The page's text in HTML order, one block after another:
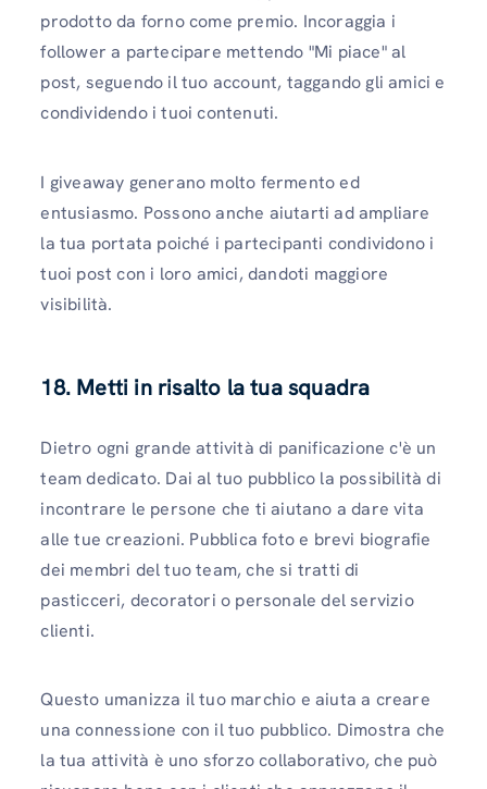
prodotto da forno come premio. Incoraggia i
follower a partecipare mettendo "Mi piace" al
post, seguendo il tuo account, taggando gli amici e
condividendo i tuoi contenuti.
I giveaway generano molto fermento ed
entusiasmo. Possono anche aiutarti ad ampliare
la tua portata poiché i partecipanti condividono i
tuoi post con i loro amici, dandoti maggiore
visibilità.
18. Metti in risalto la tua squadra
Dietro ogni grande attività di panificazione c'è un
team dedicato. Dai al tuo pubblico la possibilità di
incontrare le persone che ti aiutano a dare vita
alle tue creazioni. Pubblica foto e brevi biografie
dei membri del tuo team, che si tratti di
pasticceri, decoratori o personale del servizio
clienti.
Questo umanizza il tuo marchio e aiuta a creare
una connessione con il tuo pubblico. Dimostra che
la tua attività è uno sforzo collaborativo, che può